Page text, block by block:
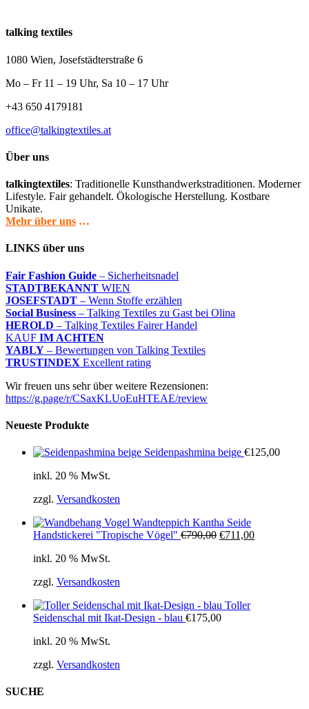
talking textiles
1080 Wien, Josefstädterstraße 6
Mo – Fr 11 – 19 Uhr, Sa 10 – 17 Uhr
+43 650 4179181
office@talkingtextiles.at
Über uns
talkingtextiles: Traditionelle Kunsthandwerkstraditionen. Moderner
Lifestyle. Fair gehandelt. Ökologische Herstellung. Kostbare
Unikate.
Mehr über uns …
LINKS über uns
Fair Fashion Guide – Sicherheitsnadel
STADTBEKANNT WIEN
JOSEFSTADT – Wenn Stoffe erzählen
Social Business – Talking Textiles zu Gast bei Olina
HEROLD – Talking Textiles Fairer Handel
KAUF IM ACHTEN
YABLY – Bewertungen von Talking Textiles
TRUSTINDEX Excellent rating
Wir freuen uns sehr über weitere Rezensionen:
https://g.page/r/CSaxKLUoEuHTEAE/review
Neueste Produkte
Seidenpashmina beige €125,00
inkl. 20 % MwSt.
zzgl. Versandkosten
Wandteppich Kantha Seide
Handstickerei "Tropische Vögel" €790,00 Ursprünglicher
€711,00Aktueller
inkl. 20 % MwSt.
zzgl. Versandkosten
Toller
Seidenschal mit Ikat-Design - blau €175,00
inkl. 20 % MwSt.
zzgl. Versandkosten
SUCHE